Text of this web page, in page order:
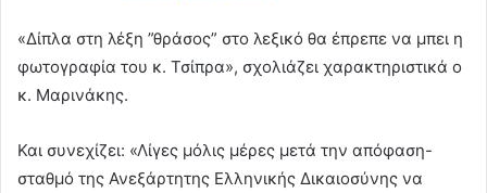
«Δίπλα στη λέξη ”θράσος” στο λεξικό θα έπρεπε να μπει η
φωτογραφία του κ. Τσίπρα», σχολιάζει χαρακτηριστικά ο
κ. Μαρινάκης.
Και συνεχίζει: «Λίγες μόλις μέρες μετά την απόφαση-
σταθμό της Ανεξάρτητης Ελληνικής Δικαιοσύνης να